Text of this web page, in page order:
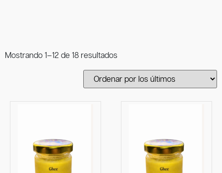
Mostrando 1–12 de 18 resultados